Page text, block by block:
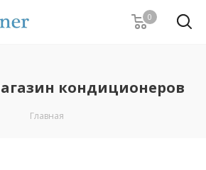
0
кондиционеров
Главная